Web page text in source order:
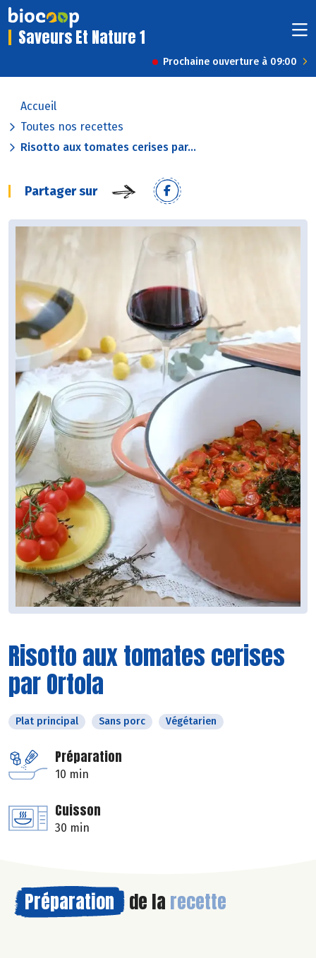
Saveurs Et Nature 1
Prochaine ouverture à 09:00
Accueil
Toutes nos recettes
Risotto aux tomates cerises par...
Partager sur
Risotto aux tomates cerises
par Ortola
Plat principal Sans porc Végétarien
Préparation
10 min
Cuisson
30 min
Préparation de la recette